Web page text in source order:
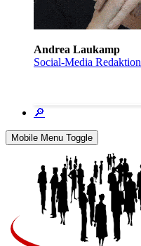
Andrea Laukamp
Social-Media Redaktion
🔎
Mobile Menu Toggle